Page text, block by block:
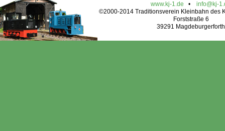
www.kj-1.de • info@kj-
©2000-2014 Traditionsverein Kleinbahn des
Forststraße 6
39291 Magdeburgerforth